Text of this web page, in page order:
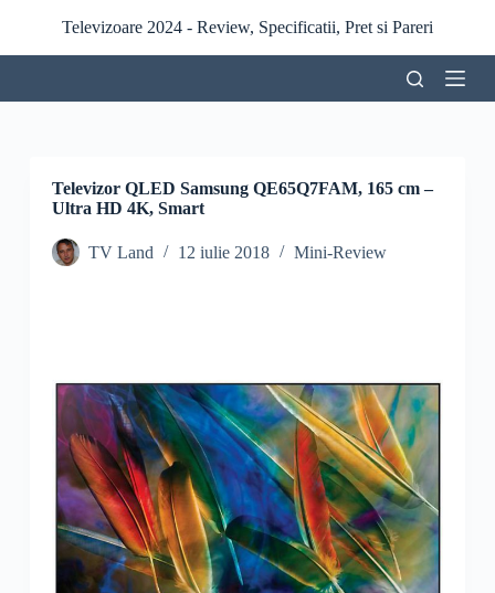
r
l
Televizoare 2024 - Review, Specificatii, Pret si Pareri
Televizor QLED Samsung QE65Q7FAM, 165 cm –
Ultra HD 4K, Smart
TV Land 12 iulie 2018 Mini-Review